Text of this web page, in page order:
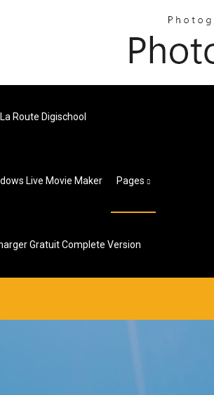
Route Digischool
Live Movie Maker Pages
Gratuit Complete Version